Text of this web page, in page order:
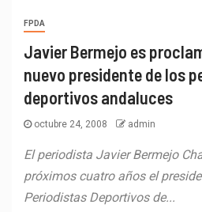
FPDA
Javier Bermejo es
nuevo presidente de los
deportivos andaluces
octubre 24, 2008 admin
El periodista Javier Bermejo
próximos cuatro años el
Periodistas Deportivos de...